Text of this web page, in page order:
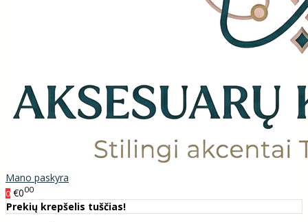
Mano paskyra
0 €000
Prekių krepšelis tuščias!